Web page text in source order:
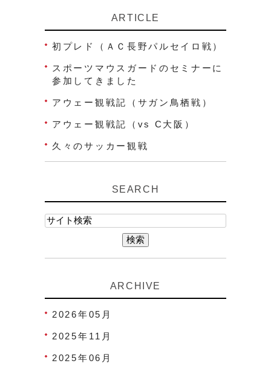
ARTICLE
初プレド（ＡＣ長野パルセイロ戦）
スポーツマウスガードのセミナーに
参加してきました
アウェー観戦記（サガン鳥栖戦）
アウェー観戦記（vs C大阪）
久々のサッカー観戦
SEARCH
ARCHIVE
2026年05月
2025年11月
2025年06月